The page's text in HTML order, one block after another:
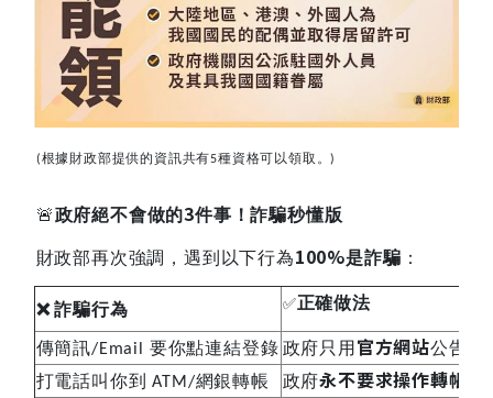
(根據財政部提供的資訊共有5種資格可以領取。)
🚨政府絕不會做的3件事！詐騙秒懂版
財政部再次強調，遇到以下行為100%是詐騙 ：
❌ 詐騙行為 ✅正確做法
傳簡訊/Email 要你點連結登錄 政府只用 官方網站公告
打電話叫你到 ATM/網銀轉帳 政府永不要求操作轉帳